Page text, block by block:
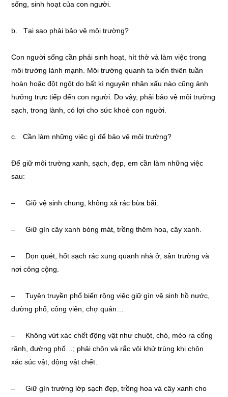
sống, sinh hoạt của con người.
b. Tại sao phải bảo vệ môi trường?
Con người sống cần phải sinh hoạt, hít thở và làm việc trong
môi trường lành mạnh. Môi trường quanh ta biến thiên tuần
hoàn hoặc đột ngột do bất kì nguyên nhân xấu nào cũng ảnh
hưởng trực tiếp đến con người. Do vậy, phải bảo vệ môi trường
sạch, trong lành, có lợi cho sức khoẻ con người.
c. Cần làm những việc gì để bảo vệ môi trường?
Để giữ môi trường xanh, sạch, đẹp, em cần làm những việc
sau:
– Giữ vệ sinh chung, không xả rác bừa bãi.
– Giữ gìn cây xanh bóng mát, trồng thêm hoa, cây xanh.
– Dọn quét, hốt sạch rác xung quanh nhà ở, sân trường và
nơi công cộng.
– Tuyên truyền phổ biến rộng việc giữ gìn vệ sinh hồ nước,
đường phố, công viên, chợ quán…
– Không vứt xác chết động vật như chuột, chó, mèo ra cống
rãnh, đường phố…; phải chôn và rắc vôi khử trùng khi chôn
xác súc vật, động vật chết.
– Giữ gìn trường lớp sạch đẹp, trồng hoa và cây xanh cho